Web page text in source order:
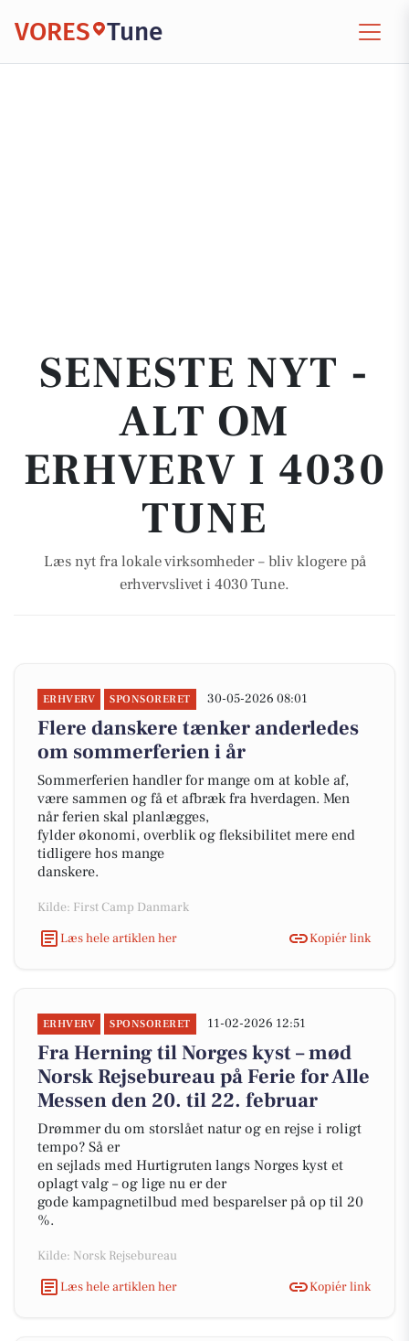
VORES Tune
SENESTE NYT -
ALT OM
ERHVERV I 4030
TUNE
Læs nyt fra lokale virksomheder – bliv klogere på
erhvervslivet i 4030 Tune.
ERHVERV SPONSORERET 30-05-2026 08:01
Flere danskere tænker anderledes
om sommerferien i år
Sommerferien handler for mange om at koble af,
være sammen og få et afbræk fra hverdagen. Men
når ferien skal planlægges,
fylder økonomi, overblik og fleksibilitet mere end
tidligere hos mange
danskere.
Kilde: First Camp Danmark
Læs hele artiklen her
Kopiér link
ERHVERV SPONSORERET 11-02-2026 12:51
Fra Herning til Norges kyst – mød
Norsk Rejsebureau på Ferie for Alle
Messen den 20. til 22. februar
Drømmer du om storslået natur og en rejse i roligt
tempo? Så er
en sejlads med Hurtigruten langs Norges kyst et
oplagt valg – og lige nu er der
gode kampagnetilbud med besparelser på op til 20
%.
Kilde: Norsk Rejsebureau
Læs hele artiklen her
Kopiér link